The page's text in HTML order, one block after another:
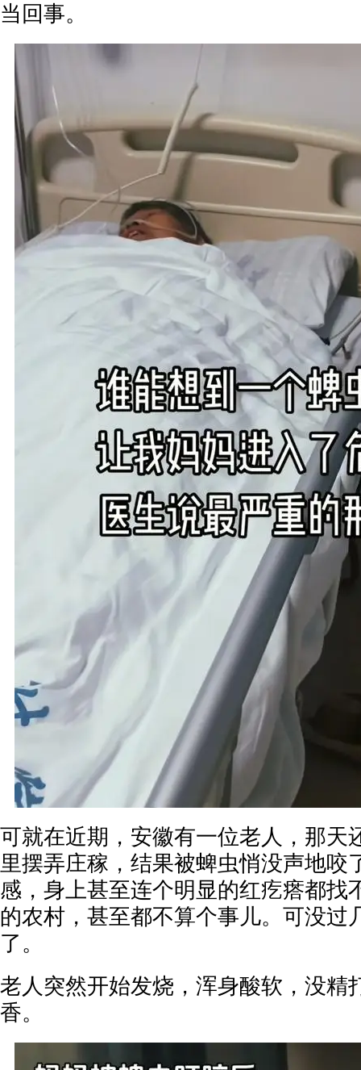
当回事。
可就在近期，安徽有一位老人，那天
里摆弄庄稼，结果被蜱虫悄没声地咬
感，身上甚至连个明显的红疙瘩都找
的农村，甚至都不算个事儿。可没过
了。
老人突然开始发烧，浑身酸软，没精
香。